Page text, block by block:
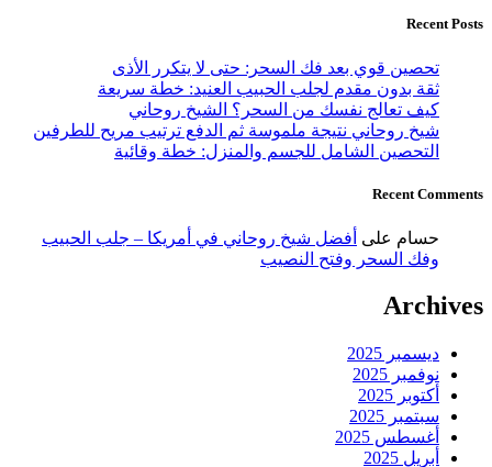
Recent Posts
تحصين قوي بعد فك السحر: حتى لا يتكرر الأذى
ثقة بدون مقدم لجلب الحبيب العنيد: خطة سريعة
كيف تعالج نفسك من السحر؟ الشيخ روحاني
شيخ روحاني نتيجة ملموسة ثم الدفع ترتيب مريح للطرفين
التحصين الشامل للجسم والمنزل: خطة وقائية
Recent Comments
حسام على أفضل شيخ روحاني في أمريكا – جلب الحبيب
وفك السحر وفتح النصيب
Archives
ديسمبر 2025
نوفمبر 2025
أكتوبر 2025
سبتمبر 2025
أغسطس 2025
أبريل 2025